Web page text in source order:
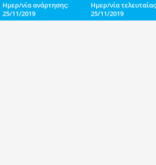
Ημερ/νία ανάρτησης:
25/11/2019
Ημερ/νία
25/11/2019